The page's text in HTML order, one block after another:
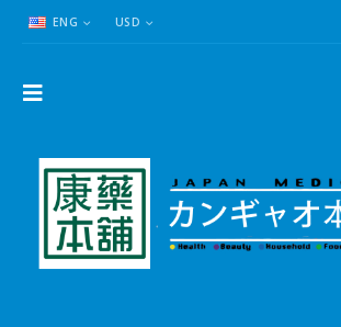
ENG USD